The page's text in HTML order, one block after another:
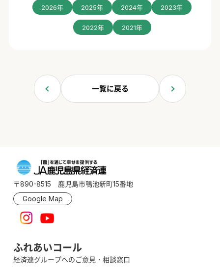
2026年 2025年 2024年 2023年
2022年 2021年
一覧に戻る
〒890-8515 鹿児島市鴨池新町15番地
Google Map
ふれあいコール
経済連グループへのご意見・相談窓口